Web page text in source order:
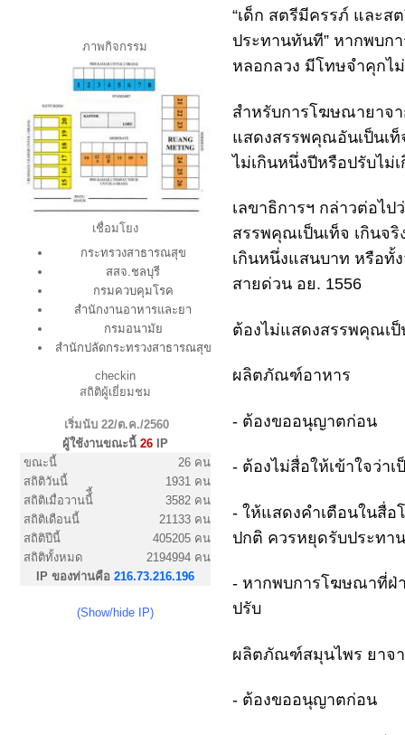
ภาพกิจกรรม
XXXX.jpg
S__12951574.jpg
เชื่อมโยง
กระทรวงสาธารณสุข
สสจ.ชลบุรี
กรมควบคุมโรค
สำนักงานอาหารและยา
กรมอนามัย
สำนักปลัดกระทรวงสาธารณสุข
checkin
สถิติผู้เยี่ยมชม
เริ่มนับ 22/ต.ค./2560
ผู้ใช้งานขณะนี้ 26IP
ขณะนี้
26 คน
สถิติวันนี้
1931 คน
สถิติเมื่อวานนี้ี้
3582 คน
สถิติเดือนนี้
21133 คน
สถิติปีนี้
405205 คน
สถิติทั้งหมด
2194994 คน
IP ของท่านคือ 216.73.216.196
(Show/hide IP)
“เด็ก สตรีมีครรภ์ และส
ประทานทันที” หากพบ
หลอกลวง มีโทษจำคุกไ
สำหรับการโฆษณายาจ
แสดงสรรพคุณอันเป็นเ
ไม่เกินหนึ่งปีหรือปรับไม่
เลขาธิการฯ กล่าวต่อไ
สรรพคุณเป็นเท็จ เกินจ
เกินหนึ่งแสนบาท หรือทั้
สายด่วน อย. 1556
ต้องไม่แสดงสรรพคุณเป็
ผลิตภัณฑ์อาหาร
- ต้องขออนุญาตก่อน
- ต้องไม่สื่อให้เข้าใจว่
- ให้แสดงคำเตือนในสื่
ปกติ ควรหยุดรับประทา
- หากพบการโฆษณาที่ฝ่
ปรับ
ผลิตภัณฑ์สมุนไพร ยาจ
- ต้องขออนุญาตก่อน